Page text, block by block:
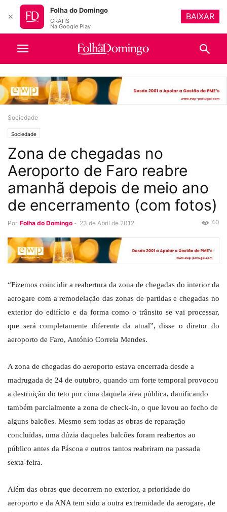
Sociedade
Sociedade
Zona de chegadas no
Aeroporto de Faro reabre
amanhã depois de meio ano
de encerramento (com fotos)
Por Folha do Domingo - 23 de Abril de 2012 40
“Fizemos coincidir a reabertura da zona de chegadas do interior da
aerogare com a remodelação das zonas de partidas e chegadas no
exterior do edifício e da forma como o trânsito se vai processar,
que será completamente diferente da atual”, disse o diretor do
aeroporto de Faro, António Correia Mendes.
A zona de chegadas do aeroporto estava encerrada desde a
madrugada de 24 de outubro, quando um forte temporal provocou
a destruição do teto por cima daquela área pública, danificando
também parcialmente a zona de check-in, o que levou ao fecho de
alguns balcões. Mesmo sem todas as obras de reparação
concluídas, uma dúzia daqueles balcões foram reabertos ao
público antes da Páscoa e outros tantos reabriram na passada
sexta-feira.
Além das obras que decorrem no exterior, a prioridade do
aeroporto e da ANA tem sido a outra extremidade da aerogare, de
✕
Folha do Domingo
GRÁTIS
Na Google Play
BAIXAR